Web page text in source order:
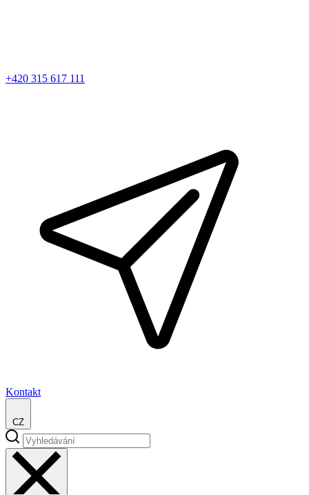
+420 315 617 111
Kontakt
CZ